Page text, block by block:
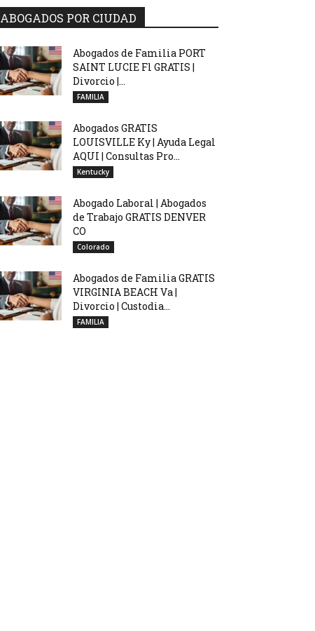
ABOGADOS POR CIUDAD
Abogados de Familia PORT
SAINT LUCIE Fl GRATIS |
Divorcio |...
FAMILIA
Abogados GRATIS
LOUISVILLE Ky | Ayuda Legal
AQUI | Consultas Pro...
Kentucky
Abogado Laboral | Abogados
de Trabajo GRATIS DENVER
CO
Colorado
Abogados de Familia GRATIS
VIRGINIA BEACH Va |
Divorcio | Custodia...
FAMILIA